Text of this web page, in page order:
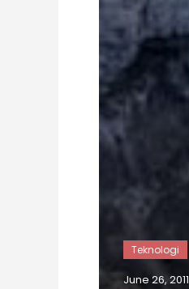
Teknologi
June 26, 2011